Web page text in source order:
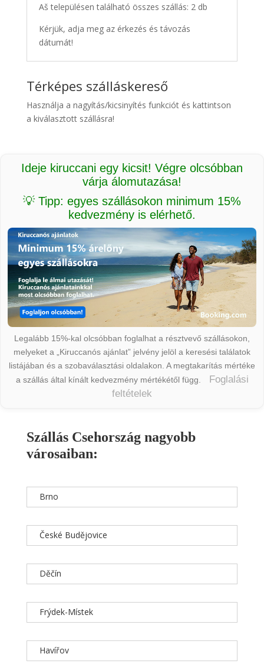
Aš településen található összes szállás: 2 db
Kérjük, adja meg az érkezés és távozás
dátumát!
Térképes szálláskereső
Használja a nagyítás/kicsinyítés funkciót és kattintson
a kiválasztott szállásra!
Ideje kiruccani egy kicsit! Végre olcsóbban
várja álomutazása!
💡 Tipp: egyes szállásokon minimum 15%
kedvezmény is elérhető.
Legalább 15%-kal olcsóbban foglalhat a résztvevő szállásokon,
melyeket a „Kiruccanós ajánlat” jelvény jelöl a keresési találatok
listájában és a szobaválasztási oldalakon. A megtakarítás mértéke
a szállás által kínált kedvezmény mértékétől függ.
Foglalási
feltételek
Szállás Csehország nagyobb
városaiban:
Brno
České Budějovice
Děčín
Frýdek-Místek
Havířov